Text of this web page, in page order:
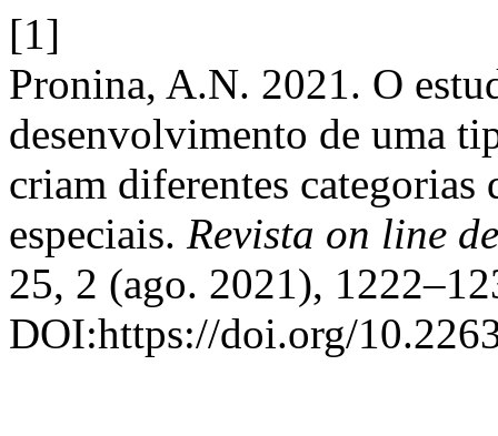
[1]
Pronina, A.N. 2021. O
desenvolvimento de uma
criam diferentes categorias
especiais. Revista on line
25, 2 (ago. 2021),
DOI:https://doi.org/